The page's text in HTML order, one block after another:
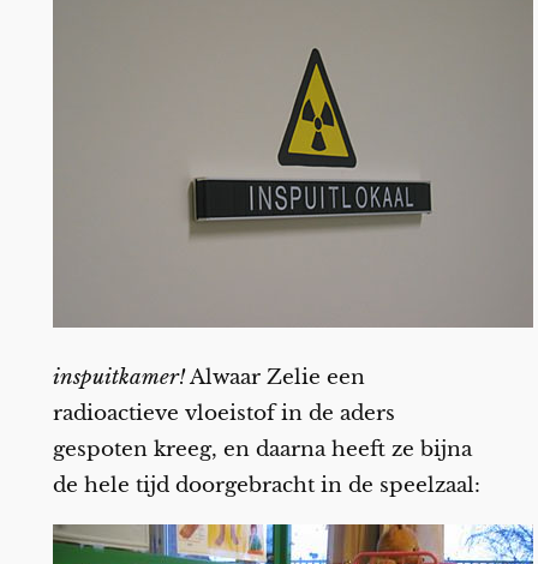
inspuitkamer!Alwaar Zelie een
radioactieve vloeistof in de aders
gespoten kreeg, en daarna heeft ze bijna
de hele tijd doorgebracht in de speelzaal: